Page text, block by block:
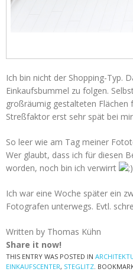
Ich bin nicht der Shopping-Typ.
Einkaufsbummel zu folgen.
großräumig gestalteten Flächen
Streßfaktor erst sehr spät bei
So leer wie am Tag meiner
Wer glaubt, dass ich für diesen
worden, noch bin ich verwirrt
Ich war eine Woche später ein
Fotografen unterwegs. Evtl.
Written by Thomas Kühn
Share it now!
THIS ENTRY WAS POSTED IN
EINKAUFSCENTER, STEGLITZ.